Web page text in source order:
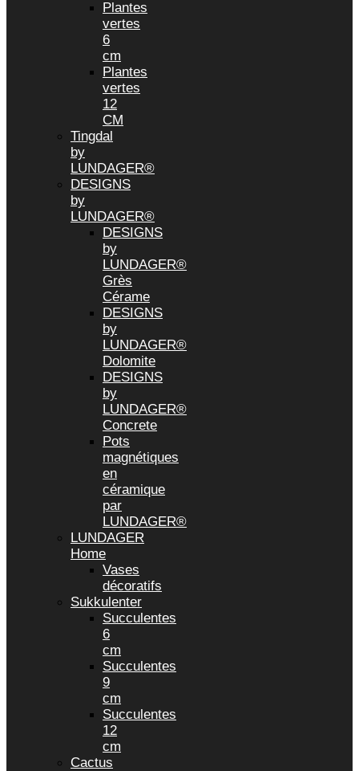
Plantes
vertes
6
cm
Plantes
vertes
12
CM
Tingdal
by
LUNDAGER®
DESIGNS
by
LUNDAGER®
DESIGNS
by
LUNDAGER®
Grès
Cérame
DESIGNS
by
LUNDAGER®
Dolomite
DESIGNS
by
LUNDAGER®
Concrete
Pots
magnétiques
en
céramique
par
LUNDAGER®
LUNDAGER
Home
Vases
décoratifs
Sukkulenter
Succulentes
6
cm
Succulentes
9
cm
Succulentes
12
cm
Cactus